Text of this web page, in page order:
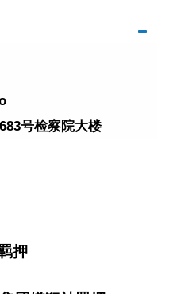
号检察院大楼
押